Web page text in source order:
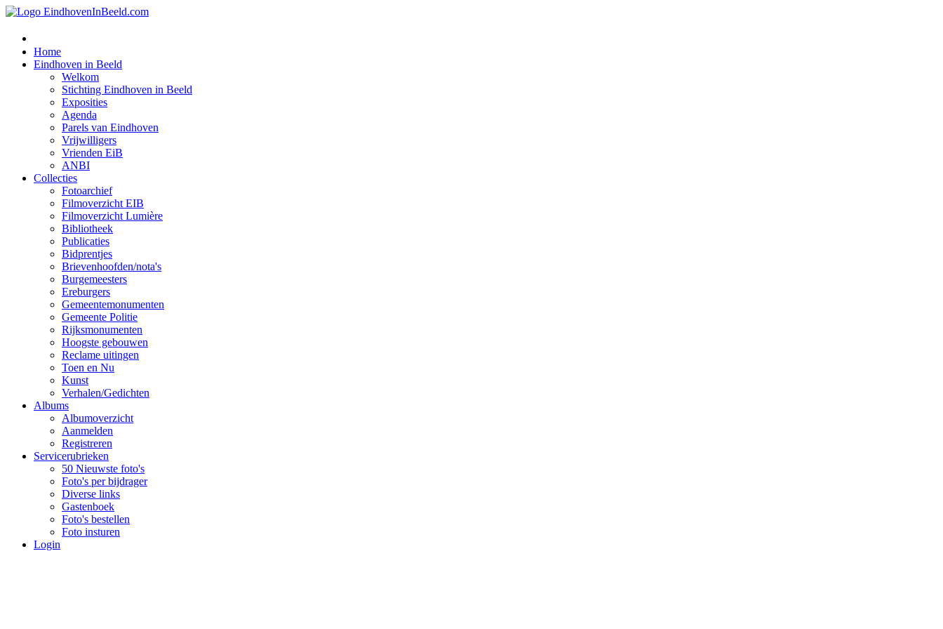
Home
Eindhoven in Beeld
Welkom
Stichting Eindhoven in Beeld
Exposities
Agenda
Parels van Eindhoven
Vrijwilligers
Vrienden EiB
ANBI
Collecties
Fotoarchief
Filmoverzicht EIB
Filmoverzicht Lumière
Bibliotheek
Publicaties
Bidprentjes
Brievenhoofden/nota's
Burgemeesters
Ereburgers
Gemeentemonumenten
Gemeente Politie
Rijksmonumenten
Hoogste gebouwen
Reclame uitingen
Toen en Nu
Kunst
Verhalen/Gedichten
Albums
Albumoverzicht
Aanmelden
Registreren
Servicerubrieken
50 Nieuwste foto's
Foto's per bijdrager
Diverse links
Gastenboek
Foto's bestellen
Foto insturen
Login